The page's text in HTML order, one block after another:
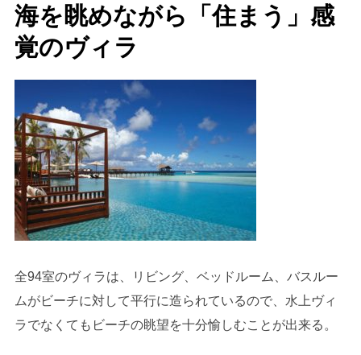
海を眺めながら「住まう」感
覚のヴィラ
全94室のヴィラは、リビング、ベッドルーム、バスルー
ムがビーチに対して平行に造られているので、水上ヴィ
ラでなくてもビーチの眺望を十分愉しむことが出来る。